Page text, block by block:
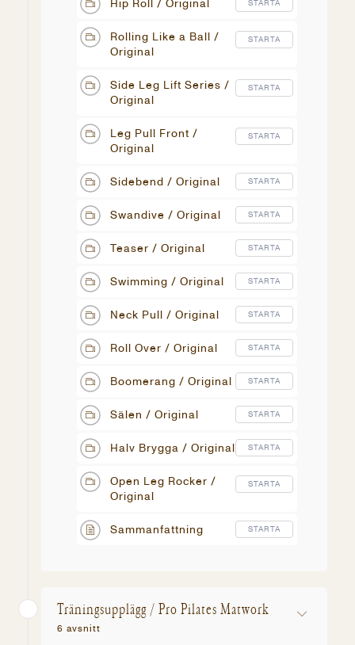
Hip Roll / Original STARTA
Rolling Like a Ball /
Original
STARTA
Side Leg Lift Series /
Original
STARTA
Leg Pull Front /
Original
STARTA
Sidebend / Original STARTA
Swandive / Original STARTA
Teaser / Original STARTA
Swimming / Original STARTA
Neck Pull / Original STARTA
Roll Over / Original STARTA
Boomerang / Original STARTA
Sälen / Original STARTA
Halv Brygga / Original STARTA
Open Leg Rocker /
Original
STARTA
Sammanfattning STARTA
Träningsupplägg / Pro Pilates Matwork
6 avsnitt